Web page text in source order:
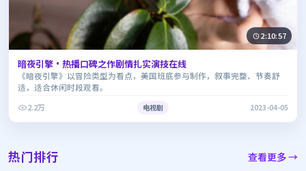
2:10:57
暗夜引擎·热播口碑之作剧情扎实演技在线
《暗夜引擎》以冒险类型为看点，美国班底参与制作，叙事完整、节奏舒
适，适合休闲时段观看。
2.2万
电视剧 2023-04-05
热门排行 查看更多 →